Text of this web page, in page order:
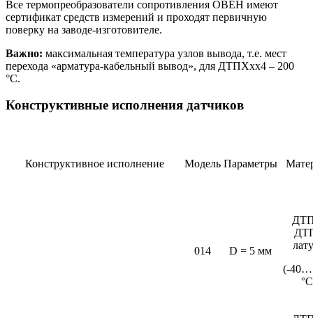
Все термопреобразователи сопротивления ОВЕН имеют
сертификат средств измерений и проходят первичную
поверку на заводе-изготовителе.
Важно: максимальная температура узлов вывода, т.е. мест
перехода «арматура-кабельный вывод», для ДТПХхх4 – 200
°С.
Конструктивные исполнения датчиков
Конструктивное исполнение Модель Параметры
014 D = 5 мм
(-